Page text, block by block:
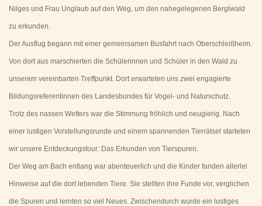
Nilges und Frau Unglaub auf den Weg, um den nahegelegenen Berglwald
zu erkunden.
Der Ausflug begann mit einer gemeinsamen Busfahrt nach Oberschleißheim.
Von dort aus marschierten die Schülerinnen und Schüler in den Wald zu
unserem vereinbarten Treffpunkt. Dort erwarteten uns zwei engagierte
Bildungsreferentinnen des Landesbundes für Vogel- und Naturschutz.
Trotz des nassen Wetters war die Stimmung fröhlich und neugierig. Nach
einer lustigen Vorstellungsrunde und einem spannenden Tierrätsel starteten
wir unsere Entdeckungstour: Das Erkunden von Tierspuren.
Der Weg am Bach entlang war abenteuerlich und die Kinder fanden allerlei
Hinweise auf die dort lebenden Tiere. Sie stellten ihre Funde vor, verglichen
die Spuren und lernten so viel Neues. Zwischendurch wurde ein lustiges